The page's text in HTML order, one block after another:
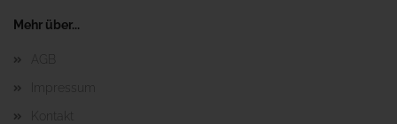
Mehr über...
Impressum
Kontakt